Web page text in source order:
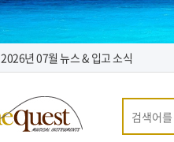
2026년 07월 뉴스 & 입고 소식
톤퀘스트가 "퀵 비용" 지원해 드립니다.